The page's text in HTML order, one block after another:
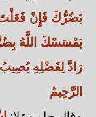
يَمْسَسْكَ اللَّهُ
رَادَّ لِفَضْلِهِ
الرَّحِيمُ